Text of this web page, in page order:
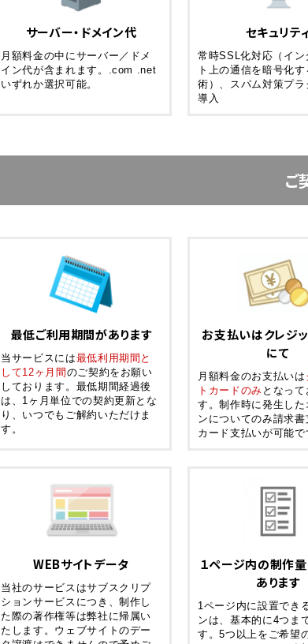
サーバー・ドメイン代
月額料金の中にサーバー／ドメ
イン代が含まれます。.com .net
いずれか選択可能。
セキュリテ
常時SSL化対応（イン
ト上の通信を暗号化す
術）、スパム対策プラ
導入
ご
最低ご利用期間があります
当サービスには最低利用期間と
して12ヶ月間 のご契約をお願い
しております。最低期間経過後
は、1ヶ月単位での契約更新とな
り、いつでもご解約いただけま
す。
お支払いはクレジ
にて
月額料金のお支払いは
トカードのみ となって
す。制作時に発生した
ンについてのみ請求書
カード支払いが可能で
WEBサイトデータ
当社のサービスはサブスクリプ
ションサービスにつき、制作し
た際の著作権等は弊社に帰属い
たします。ウェブサイトのデー
１ページ内の制作
あります
1ページ内に設置でき
ンは、基本的に4つま
す。5つ以上をご希望